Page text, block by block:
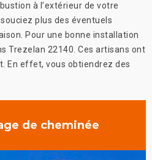
à l’extérieur de votre
plus des éventuels
Pour une bonne installation
Trezelan 22140. Ces artisans ont
En effet, vous obtiendrez des
de cheminée